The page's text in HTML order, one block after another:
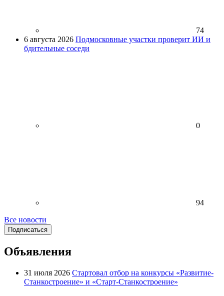
74
6 августа 2026 Подмосковные участки проверит ИИ и
бдительные соседи
0
94
Все новости
Подписаться
Объявления
31 июля 2026 Стартовал отбор на конкурсы «Развитие-
Станкостроение» и «Старт-Станкостроение»